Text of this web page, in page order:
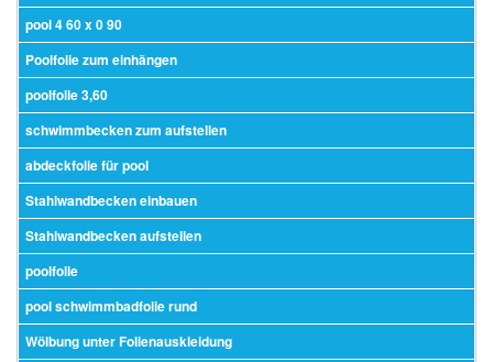
pool 4 60 x 0 90
Poolfolie zum einhängen
poolfolie 3,60
schwimmbecken zum aufstellen
abdeckfolie für pool
Stahlwandbecken einbauen
Stahlwandbecken aufstellen
poolfolie
pool schwimmbadfolie rund
Wölbung unter Folienauskleidung